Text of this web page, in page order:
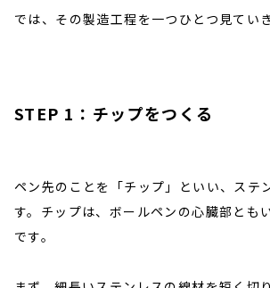
では、その製造工程を一つひとつ見てい
STEP 1：チップをつくる
ペン先のことを「チップ」といい、ステ
す。チップは、ボールペンの心臓部とも
です。